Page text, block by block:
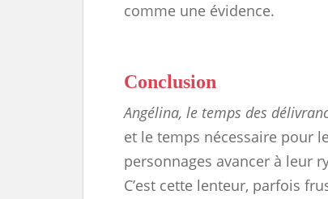
comme une évidence.
Conclusion
Angélina, le temps des
et le temps nécessaire pour
personnages avancer à leur
C’est cette lenteur, parfois